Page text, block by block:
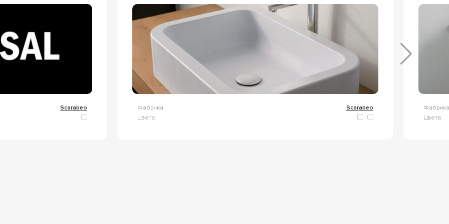
Scarabeo
Фабрика:
Scarabeo
Цвета:
Цвета: